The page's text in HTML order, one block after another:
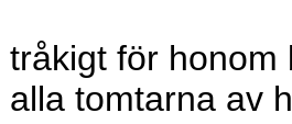
tråkigt för honom
alla tomtarna av